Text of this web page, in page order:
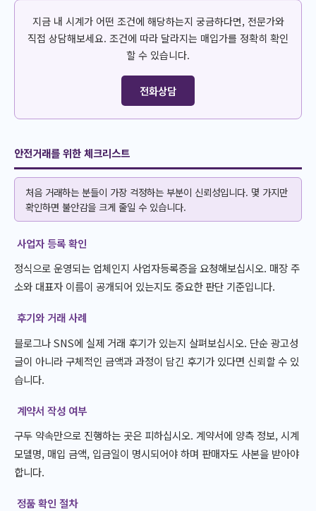
지금 내 시계가 어떤 조건에 해당하는지 궁금하다면, 전문가와
직접 상담해보세요. 조건에 따라 달라지는 매입가를 정확히 확인
할 수 있습니다.
전화상담
안전거래를 위한 체크리스트
처음 거래하는 분들이 가장 걱정하는 부분이 신뢰성입니다. 몇 가지만
확인하면 불안감을 크게 줄일 수 있습니다.
사업자 등록 확인
정식으로 운영되는 업체인지 사업자등록증을 요청해보십시오. 매장 주
소와 대표자 이름이 공개되어 있는지도 중요한 판단 기준입니다.
후기와 거래 사례
블로그나 SNS에 실제 거래 후기가 있는지 살펴보십시오. 단순 광고성
글이 아니라 구체적인 금액과 과정이 담긴 후기가 있다면 신뢰할 수 있
습니다.
계약서 작성 여부
구두 약속만으로 진행하는 곳은 피하십시오. 계약서에 양측 정보, 시계
모델명, 매입 금액, 입금일이 명시되어야 하며 판매자도 사본을 받아야
합니다.
정품 확인 절차